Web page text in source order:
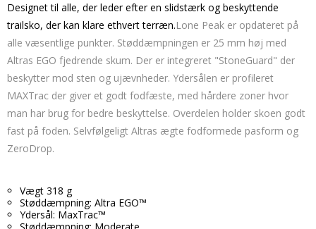
Designet til alle, der leder efter en slidstærk og beskyttende
trailsko, der kan klare ethvert terræn.Lone Peak er opdateret på
alle væsentlige punkter. Støddæmpningen er 25 mm høj med
Altras EGO fjedrende skum. Der er integreret "StoneGuard" der
beskytter mod sten og ujævnheder. Ydersålen er profileret
MAXTrac der giver et godt fodfæste, med hårdere zoner hvor
man har brug for bedre beskyttelse. Overdelen holder skoen godt
fast på foden. Selvfølgeligt Altras ægte fodformede pasform og
ZeroDrop.
Vægt 318 g
Støddæmpning: Altra EGO™
Ydersål: MaxTrac™